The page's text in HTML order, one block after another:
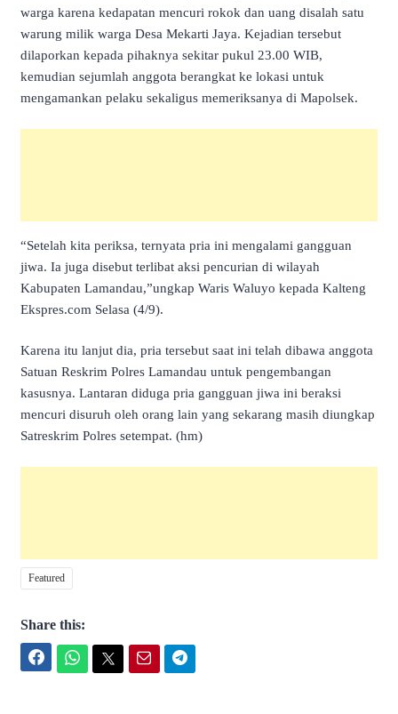
warga karena kedapatan mencuri rokok dan uang disalah satu
warung milik warga Desa Mekarti Jaya. Kejadian tersebut
dilaporkan kepada pihaknya sekitar pukul 23.00 WIB,
kemudian sejumlah anggota berangkat ke lokasi untuk
mengamankan pelaku sekaligus memeriksanya di Mapolsek.
“Setelah kita periksa, ternyata pria ini mengalami gangguan
jiwa. Ia juga disebut terlibat aksi pencurian di wilayah
Kabupaten Lamandau,”ungkap Waris Waluyo kepada Kalteng
Ekspres.com Selasa (4/9).
Karena itu lanjut dia, pria tersebut saat ini telah dibawa anggota
Satuan Reskrim Polres Lamandau untuk pengembangan
kasusnya. Lantaran diduga pria gangguan jiwa ini beraksi
mencuri disuruh oleh orang lain yang sekarang masih diungkap
Satreskrim Polres setempat. (hm)
Featured
Share this: